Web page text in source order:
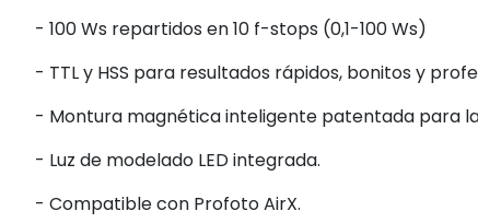
- 100 Ws repartidos en 10 f-stops (0,1-100 Ws)
- TTL y HSS para resultados rápidos, bonitos y
- Montura magnética inteligente patentada para
- Luz de modelado LED integrada.
- Compatible con Profoto AirX.